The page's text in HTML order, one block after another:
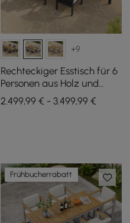
+9
Rechteckiger Esstisch für 6
Personen aus Holz und
Aluminium für den
Außenbereich, 8
2.499,99 € - 3.499,99 €
Frühbucherrabatt